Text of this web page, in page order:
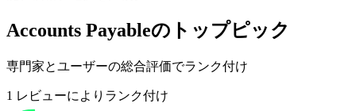
Accounts Payableのトップピック
専門家とユーザーの総合評価でランク付け
1 レビューによりランク付け